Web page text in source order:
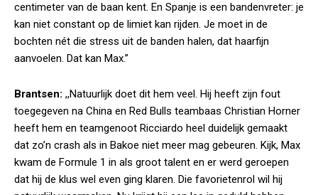
centimeter van de baan kent. En Spanje is een bandenvreter: je
kan niet constant op de limiet kan rijden. Je moet in de
bochten nét die stress uit de banden halen, dat haarfijn
aanvoelen. Dat kan Max.”
Brantsen: ,,Natuurlijk doet dit hem veel. Hij heeft zijn fout
toegegeven na China en Red Bulls teambaas Christian Horner
heeft hem en teamgenoot Ricciardo heel duidelijk gemaakt
dat zo’n crash als in Bakoe niet meer mag gebeuren. Kijk, Max
kwam de Formule 1 in als groot talent en er werd geroepen
dat hij de klus wel even ging klaren. Die favorietenrol wil hij